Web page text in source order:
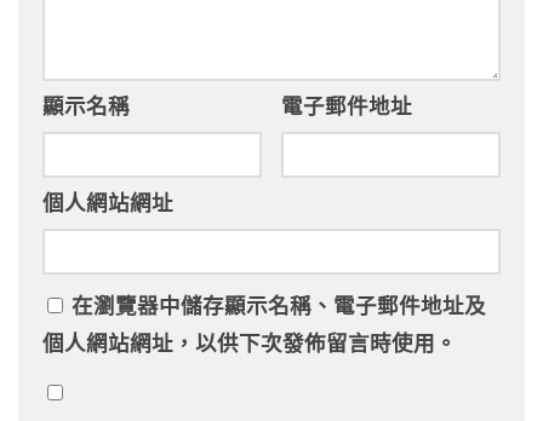
顯示名稱 電子郵件地址
個人網站網址
在瀏覽器中儲存顯示名稱、電子郵件地址及
個人網站網址，以供下次發佈留言時使用。